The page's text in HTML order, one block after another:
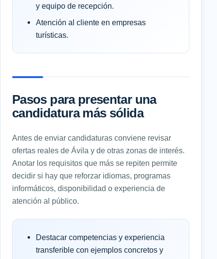
y equipo de recepción.
Atención al cliente en empresas
turísticas.
Pasos para presentar una
candidatura más sólida
Antes de enviar candidaturas conviene revisar
ofertas reales de Ávila y de otras zonas de interés.
Anotar los requisitos que más se repiten permite
decidir si hay que reforzar idiomas, programas
informáticos, disponibilidad o experiencia de
atención al público.
Destacar competencias y experiencia
transferible con ejemplos concretos y